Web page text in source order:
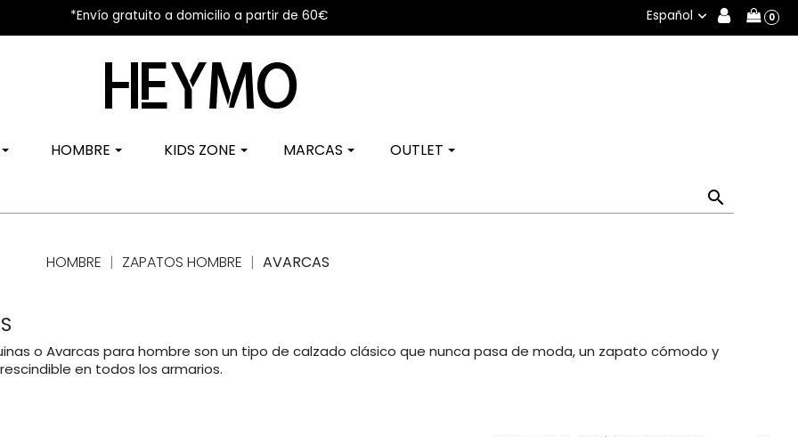
*Envío gratuito a domicilio a partir de 60€ Español  0
HOMBRE KIDS ZONE MARCAS OUTLET

HOMBRE ZAPATOS HOMBRE AVARCAS
o Avarcas para hombre son un tipo de calzado clásico que nunca pasa de moda, un zapato cómodo y
en todos los armarios.